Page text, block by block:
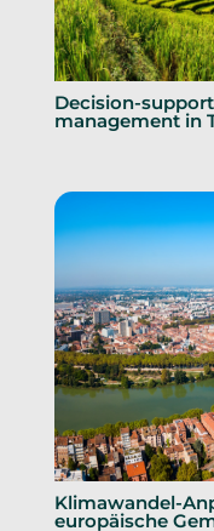
Decision-
management in
Klimawandel-
europäische